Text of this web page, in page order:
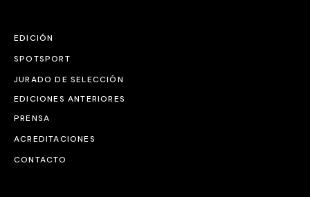
EDICIÓN
SPOTSPORT
JURADO DE SELECCIÓN
EDICIONES ANTERIORES
PRENSA
ACREDITACIONES
CONTACTO